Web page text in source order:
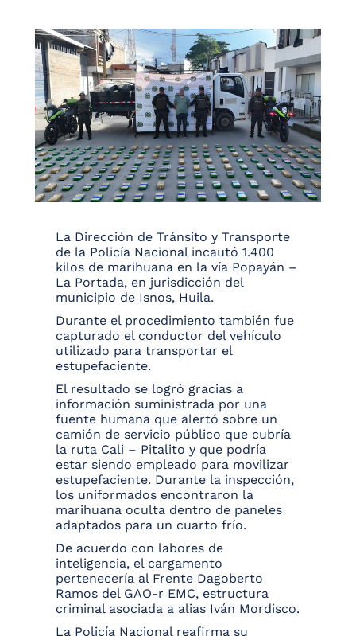
La Dirección de Tránsito y Transporte
de la Policía Nacional incautó 1.400
kilos de marihuana en la vía Popayán –
La Portada, en jurisdicción del
municipio de Isnos, Huila.
Durante el procedimiento también fue
capturado el conductor del vehículo
utilizado para transportar el
estupefaciente.
El resultado se logró gracias a
información suministrada por una
fuente humana que alertó sobre un
camión de servicio público que cubría
la ruta Cali – Pitalito y que podría
estar siendo empleado para movilizar
estupefaciente. Durante la inspección,
los uniformados encontraron la
marihuana oculta dentro de paneles
adaptados para un cuarto frío.
De acuerdo con labores de
inteligencia, el cargamento
pertenecería al Frente Dagoberto
Ramos del GAO-r EMC, estructura
criminal asociada a alias Iván Mordisco.
La Policía Nacional reafirma su